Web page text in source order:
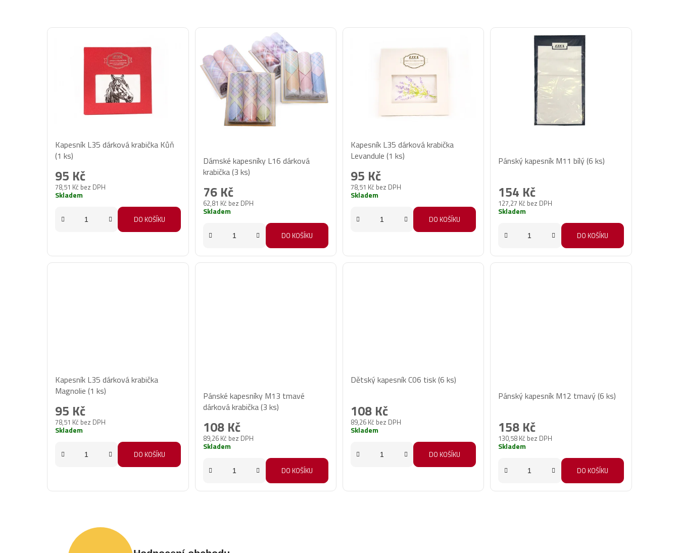
Kapesník L35 dárková krabička Kůň
(1 ks)
78,51 Kč bez DPH
95 Kč
Skladem
DO KOŠÍKU
hodnocení
produktu
je
5,0
5
Dámské kapesníky L16 dárková
krabička (3 ks)
62,81 Kč bez DPH
76 Kč
Skladem
DO KOŠÍKU
Kapesník L35 dárková krabička
Levandule (1 ks)
78,51 Kč bez DPH
95 Kč
Skladem
DO KOŠÍKU
hodnocení
je
5,0
5
Pánský kapesník M11 bílý (6 ks)
127,27 Kč bez DPH
154 Kč
Skladem
DO KOŠÍKU
Kapesník L35 dárková krabička
Magnolie (1 ks)
78,51 Kč bez DPH
95 Kč
Skladem
DO KOŠÍKU
hodnocení
produktu
je
5,0
5
Pánské kapesníky M13 tmavé
dárková krabička (3 ks)
89,26 Kč bez DPH
108 Kč
Skladem
DO KOŠÍKU
Dětský kapesník C06 tisk (6 ks)
89,26 Kč bez DPH
108 Kč
Skladem
DO KOŠÍKU
hodnocení
je
5,0
5
Pánský kapesník M12 tmavý (6 ks)
130,58 Kč bez DPH
158 Kč
Skladem
DO KOŠÍKU